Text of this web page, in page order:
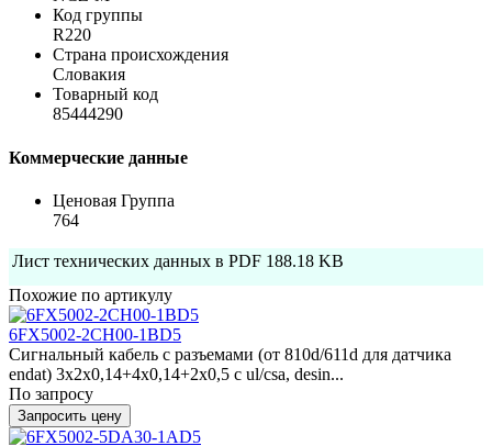
Код группы
R220
Страна происхождения
Словакия
Товарный код
85444290
Коммерческие данные
Ценовая Группа
764
Лист технических данных в PDF 188.18 KB
Похожие по артикулу
6FX5002-2CH00-1BD5
Сигнальный кабель с разъемами (от 810d/611d для датчика
endat) 3x2x0,14+4x0,14+2x0,5 c ul/csa, desin...
По запросу
Запросить цену